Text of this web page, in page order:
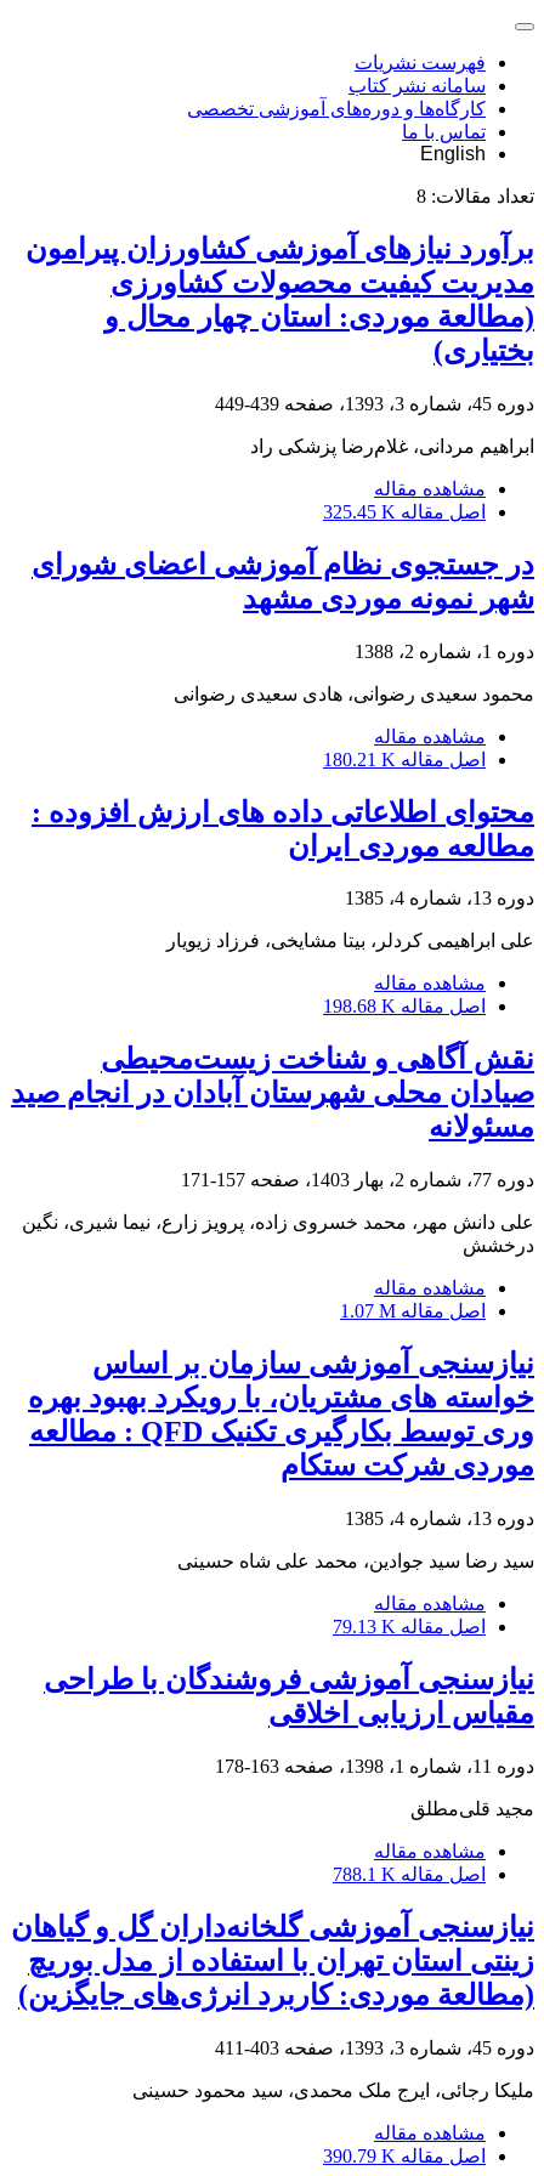
فهرست نشریات
سامانه نشر کتاب
کارگاه‌ها و دوره‌های آموزشی تخصصی
تماس با ما
English
تعداد مقالات: 8
برآورد نیازهای آموزشی کشاورزان پیرامون
مدیریت کیفیت محصولات کشاورزی
(مطالعة موردی: استان چهار محال و
بختیاری)
دوره 45، شماره 3، 1393، صفحه 439-449
ابراهیم مردانی، غلام‌رضا پزشکی راد
مشاهده مقاله
اصل مقاله 325.45 K
در جستجوی نظام آموزشی اعضای شورای
شهر ‌نمونه موردی مشهد
دوره 1، شماره 2، 1388
محمود سعیدی رضوانی، هادی سعیدی رضوانی
مشاهده مقاله
اصل مقاله 180.21 K
محتوای اطلاعاتی داده های ارزش افزوده :
مطالعه موردی ایران
دوره 13، شماره 4، 1385
علی ابراهیمی کردلر، بیتا مشایخی، فرزاد زیویار
مشاهده مقاله
اصل مقاله 198.68 K
نقش آگاهی و شناخت زیست‌محیطی
صیادان محلی شهرستان آبادان در انجام صید
مسئولانه
دوره 77، شماره 2، بهار 1403، صفحه 157-171
علی دانش مهر، محمد خسروی زاده، پرویز زارع، نیما شیری، نگین
درخشش
مشاهده مقاله
اصل مقاله 1.07 M
نیازسنجی آموزشی سازمان بر اساس
خواسته های مشتریان، با رویکرد بهبود بهره
وری توسط بکارگیری تکنیک QFD : مطالعه
موردی شرکت ستکام
دوره 13، شماره 4، 1385
سید رضا سید جوادین، محمد علی شاه حسینی
مشاهده مقاله
اصل مقاله 79.13 K
نیازسنجی آموزشی فروشندگان با طراحی
مقیاس ارزیابی اخلاقی
دوره 11، شماره 1، 1398، صفحه 163-178
مجید قلی‌مطلق
مشاهده مقاله
اصل مقاله 788.1 K
نیازسنجی آموزشی گلخانه‌داران گل و گیاهان
زینتی استان تهران با استفاده از مدل بوریچ
(مطالعة موردی: کاربرد انرژی‌های جایگزین)
دوره 45، شماره 3، 1393، صفحه 403-411
ملیکا رجائی، ایرج ملک محمدی، سید محمود حسینی
مشاهده مقاله
اصل مقاله 390.79 K